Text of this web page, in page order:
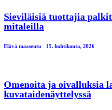
Sieviläisiä tuottajia
mitaleilla
Elävä maaseutu 15. huhtikuuta, 2026
Omenoita ja oivalluksia
kuvataidenäyttelyssä